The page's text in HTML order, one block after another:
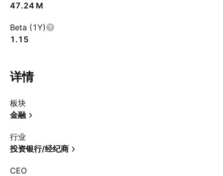
‪47.24 M‬
Beta (1Y)
1.15
详情
板块
金融
行业
投资银行/经纪商
CEO